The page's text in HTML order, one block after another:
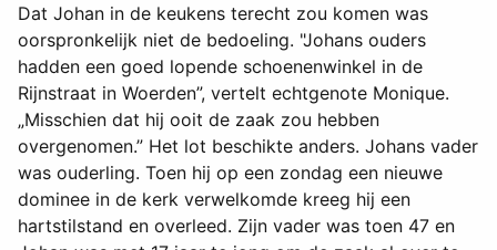
Dat Johan in de keukens terecht zou komen was
oorspronkelijk niet de bedoeling. "Johans ouders
hadden een goed lopende schoenenwinkel in de
Rijnstraat in Woerden”, vertelt echtgenote Monique.
„Misschien dat hij ooit de zaak zou hebben
overgenomen.” Het lot beschikte anders. Johans vader
was ouderling. Toen hij op een zondag een nieuwe
dominee in de kerk verwelkomde kreeg hij een
hartstilstand en overleed. Zijn vader was toen 47 en